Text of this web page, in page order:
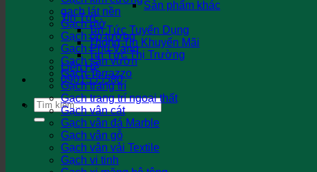
Sản phẩm khác
Tin Tức
Tin Tức Tuyển Dụng
Thông Tin Khuyến Mãi
Tin Tức Thị Trường
Liên Hệ
0901555580
Tìm
kiếm:
gạch lát nền
Gạch mờ
Gạch ốp tường
Gạch Phủ Vàng
Gạch sân vườn
Gạch Terrazzo
Gạch trang trí
Gạch trang trí ngoại thất
Gạch vân cát
Gạch vân đá Marble
Gạch vân gỗ
Gạch vân vải Textile
Gạch vi tinh